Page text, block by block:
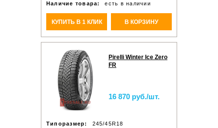
Наличие товара:
есть в наличии
КУПИТЬ В 1 КЛИК В КОРЗИНУ
Pirelli Winter Ice Zero
FR
16 870 руб./шт.
Типоразмер:
245/45R18